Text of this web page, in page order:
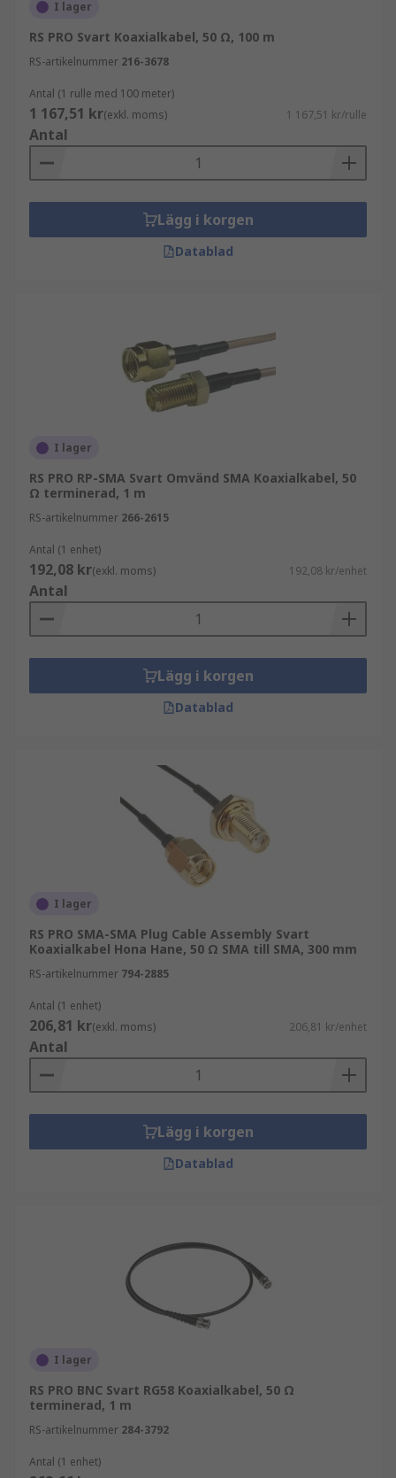
ge hög signalintegritet över längre avstånd
skydda mot yttre påverkan
säkerställa pålitlig prestanda i krävande
Koaxialkablar används ofta i:
telekommunikation och nätverk
video- och övervakningssystem
test- och mätutrustning
Koaxialkabel används ofta tillsammans med:
kabelstrumpor
RS PRO
I sortimentet hittar du även koaxialkabel från RS
PRO, vårt eget varumärke. RS PRO kombinerar
hög kvalitet, tillförlitlighet och prisvärde och är
ett starkt val för professionella installationer.
Se RS PRO-sortimentet här
Köpråd
När du väljer koaxialkabel är det viktigt att ta
säkerställer optimal signalöverföring och lång
I lager
RS PRO Svart Koaxialkabel, 50 Ω, 100 m
RS-artikelnummer 216-3678
Antal (1 rulle med 100 meter)
1 167,51 kr(exkl. moms) 1 167,51 kr/rulle
Antal
Lägg i korgen
Datablad
I lager
RS PRO RP-SMA Svart Omvänd SMA Koaxialkabel, 50
Ω terminerad, 1 m
RS-artikelnummer 266-2615
Antal (1 enhet)
192,08 kr(exkl. moms) 192,08 kr/enhet
Antal
Lägg i korgen
Datablad
I lager
RS PRO SMA-SMA Plug Cable Assembly Svart
Koaxialkabel Hona Hane, 50 Ω SMA till SMA, 300 mm
RS-artikelnummer 794-2885
Antal (1 enhet)
206,81 kr(exkl. moms) 206,81 kr/enhet
Antal
Lägg i korgen
Datablad
I lager
RS PRO BNC Svart RG58 Koaxialkabel, 50 Ω
terminerad, 1 m
RS-artikelnummer 284-3792
Antal (1 enhet)